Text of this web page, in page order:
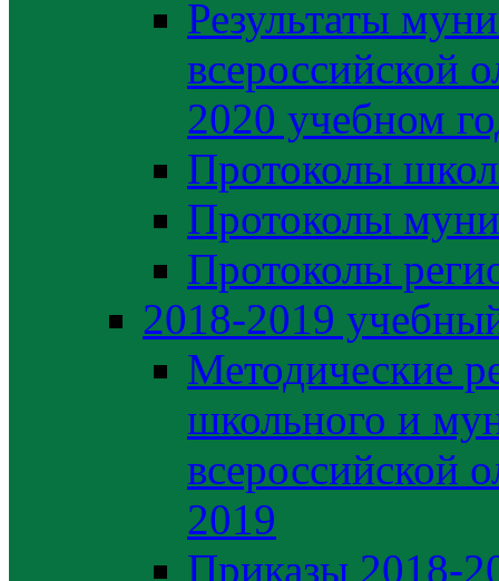
Результаты
всероссийской
2020 учебном
Протоколы
Протоколы
Протоколы
2018-2019
Методические
школьного и
всероссийской
2019
Приказы 2018-